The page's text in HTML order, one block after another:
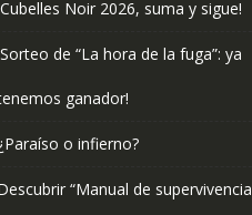
Noir 2026, suma y sigue!
de “La hora de la fuga”: ya
ganador!
o infierno?
“Manual de supervivencia